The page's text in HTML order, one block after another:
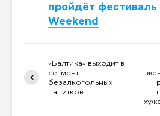
пройдёт фестиваль
Weekend
«Балтика» выходит в
сегмент
безалкогольных
напитков